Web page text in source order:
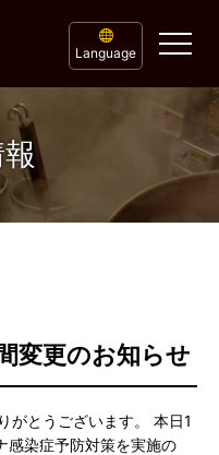
Language
変更のお知らせ
がとうございます。 本日1
感染症予防対策を実施の